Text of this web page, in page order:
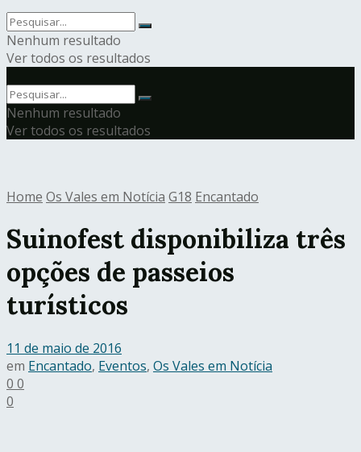
Nenhum resultado
Ver todos os resultados
Nenhum resultado
Ver todos os resultados
Home Os Vales em Notícia G18 Encantado
Suinofest disponibiliza três
opções de passeios
turísticos
11 de maio de 2016
em Encantado, Eventos, Os Vales em Notícia
0 0
0